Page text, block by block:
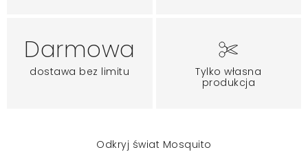
Darmowa
dostawa bez limitu
Tylko własna
produkcja
Odkryj świat Mosquito